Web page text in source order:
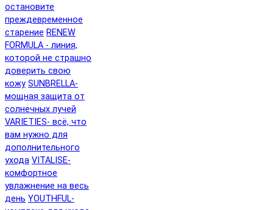
остановите
преждевременное
старение RENEW
FORMULA - линия,
которой не страшно
доверить свою
кожу SUNBRELLA-
мощная защита от
солнечных лучей
VARIETIES- всё, что
вам нужно для
дополнительного
ухода VITALISE-
комфортное
увлажнение на весь
день YOUTHFUL-